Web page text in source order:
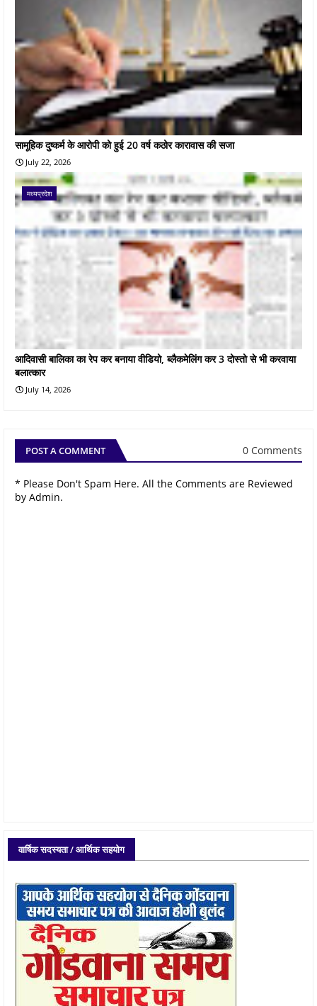
सामूहिक दुष्कर्म के आरोपी को हुई 20 वर्ष कठोर कारावास की सजा
July 22, 2026
मध्यप्रदेश
आदिवासी बालिका का रेप कर बनाया वीडियो, ब्लैकमेलिंग कर 3 दोस्तो से भी करवाया
बलात्कार
July 14, 2026
POST A COMMENT 0 Comments
* Please Don't Spam Here. All the Comments are Reviewed
by Admin.
वार्षिक सदस्यता / आर्थिक सहयोग